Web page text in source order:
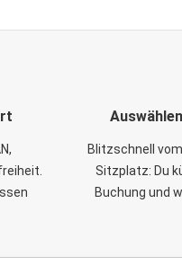
Blitzschnell
Sitzplatz: Du
Buchung und